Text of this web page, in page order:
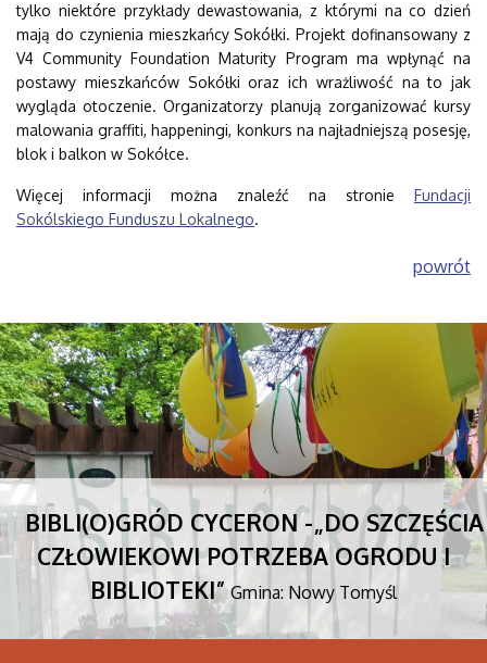
tylko niektóre przykłady dewastowania, z którymi na co dzień
mają do czynienia mieszkańcy Sokółki. Projekt dofinansowany z
V4 Community Foundation Maturity Program ma wpłynąć na
postawy mieszkańców Sokółki oraz ich wrażliwość na to jak
wygląda otoczenie. Organizatorzy planują zorganizować kursy
malowania graffiti, happeningi, konkurs na najładniejszą posesję,
blok i balkon w Sokółce.
Więcej informacji można znaleźć na stronie Fundacji
Sokólskiego Funduszu Lokalnego.
powrót
BIBLI(O)GRÓD CYCERON -„DO SZCZĘŚCIA
CZŁOWIEKOWI POTRZEBA OGRODU I
BIBLIOTEKI”Gmina: Nowy Tomyśl